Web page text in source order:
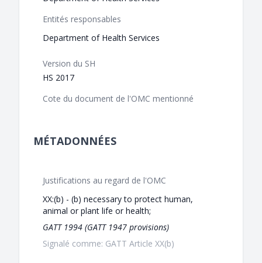
Entités responsables
Department of Health Services
Version du SH
HS 2017
Cote du document de l'OMC mentionné
MÉTADONNÉES
Justifications au regard de l'OMC
XX:(b) - (b) necessary to protect human,
animal or plant life or health;
GATT 1994 (GATT 1947 provisions)
Signalé comme: GATT Article XX(b)